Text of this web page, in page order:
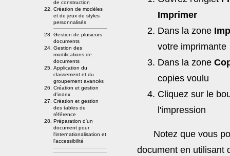
de construction
Création de modèles
et de jeux de styles
personnalisés
Gestion de plusieurs
documents
Gestion des
modifications de
documents
Application du
classement et du
groupement avancés
Création et gestion
d'index
Création et gestion
des tables de
référence
Préparation d'un
document pour
l'internationalisation et
l'accessibilité
Imprimer
Dans la zone
votre imprimante
Dans la zone
copies voulu
Cliquez sur le
l'impression
Notez que vous
document en utilisant